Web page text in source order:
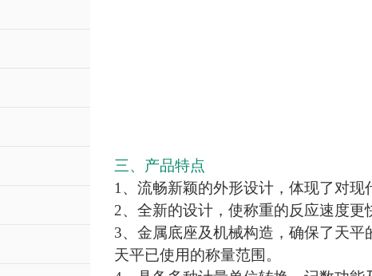
三、产品特点
1、流畅新颖的外形设计，体现了对现
2、全新的设计，使称重的反应速度更
3、金属底座及机械构造，确保了天平
天平已使用的称量范围。